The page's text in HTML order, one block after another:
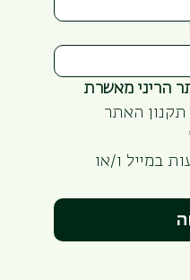
הריני מאשרת